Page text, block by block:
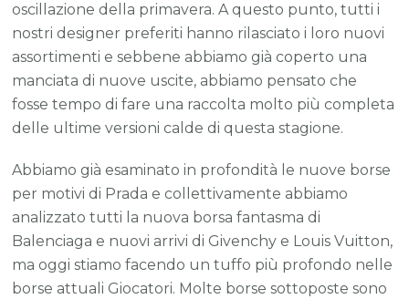
oscillazione della primavera. A questo punto, tutti i
nostri designer preferiti hanno rilasciato i loro nuovi
assortimenti e sebbene abbiamo già coperto una
manciata di nuove uscite, abbiamo pensato che
fosse tempo di fare una raccolta molto più completa
delle ultime versioni calde di questa stagione.
Abbiamo già esaminato in profondità le nuove borse
per motivi di Prada e collettivamente abbiamo
analizzato tutti la nuova borsa fantasma di
Balenciaga e nuovi arrivi di Givenchy e Louis Vuitton,
ma oggi stiamo facendo un tuffo più profondo nelle
borse attuali Giocatori. Molte borse sottoposte sono